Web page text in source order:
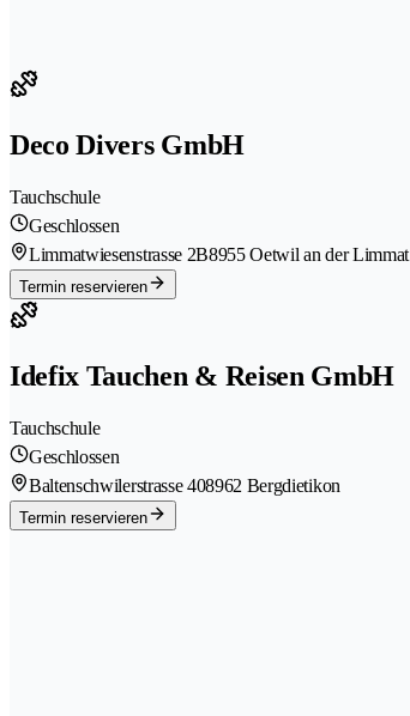
Deco Divers GmbH
Tauchschule
Geschlossen
Limmatwiesenstrasse 2B8955 Oetwil an der Limmat
Termin reservieren
Idefix Tauchen & Reisen GmbH
Tauchschule
Geschlossen
Baltenschwilerstrasse 408962 Bergdietikon
Termin reservieren